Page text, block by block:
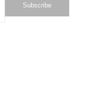
Subscribe